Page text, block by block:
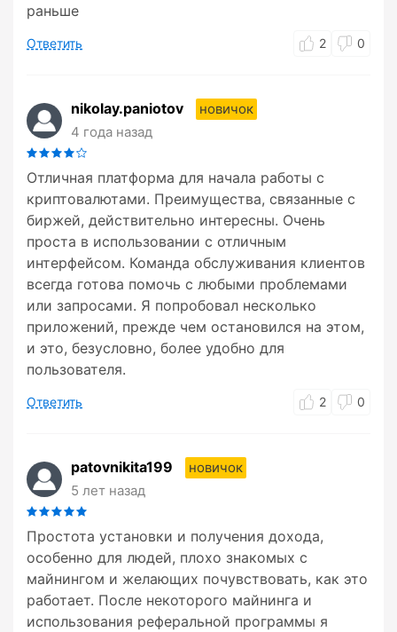
раньше
Ответить 2 0
nikolay.paniotov
новичок
4 года назад
Отличная платформа для начала работы с
криптовалютами. Преимущества, связанные с
биржей, действительно интересны. Очень
проста в использовании с отличным
интерфейсом. Команда обслуживания клиентов
всегда готова помочь с любыми проблемами
или запросами. Я попробовал несколько
приложений, прежде чем остановился на этом,
и это, безусловно, более удобно для
пользователя.
Ответить 2 0
patovnikita199
новичок
5 лет назад
Простота установки и получения дохода,
особенно для людей, плохо знакомых с
майнингом и желающих почувствовать, как это
работает. После некоторого майнинга и
использования реферальной программы я